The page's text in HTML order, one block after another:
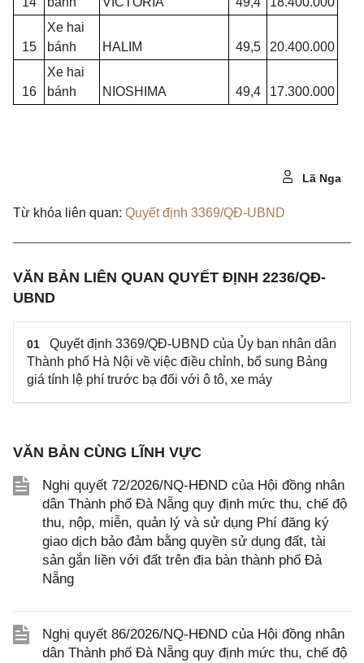
15
Xe hai
bánh
HALIM 49,5 20.400.000
16
Xe hai
bánh
NIOSHIMA 49,4 17.300.000
Lã Nga
Từ khóa liên quan: Quyết định 3369/QĐ-UBND
VĂN BẢN LIÊN QUAN QUYẾT ĐỊNH 2236/QĐ-
UBND
01
Quyết định 3369/QĐ-UBND của Ủy ban nhân dân
Thành phố Hà Nội về việc điều chỉnh, bổ sung Bảng
giá tính lệ phí trước bạ đối với ô tô, xe máy
VĂN BẢN CÙNG LĨNH VỰC
Nghị quyết 72/2026/NQ-HĐND của Hội đồng nhân
dân Thành phố Đà Nẵng quy định mức thu, chế độ
thu, nộp, miễn, quản lý và sử dụng Phí đăng ký
giao dịch bảo đảm bằng quyền sử dụng đất, tài
sản gắn liền với đất trên địa bàn thành phố Đà
Nẵng
Nghị quyết 86/2026/NQ-HĐND của Hội đồng nhân
dân Thành phố Đà Nẵng quy định mức thu, chế độ